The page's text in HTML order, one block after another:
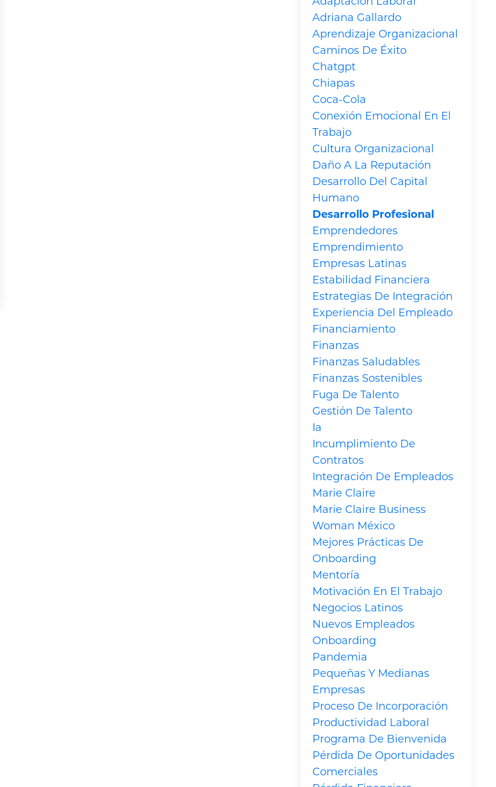
Adriana Gallardo
Aprendizaje Organizacional
Caminos De Éxito
Chatgpt
Chiapas
Coca-Cola
Conexión Emocional En El
Trabajo
Cultura Organizacional
Daño A La Reputación
Desarrollo Del Capital
Humano
Desarrollo Profesional
Emprendedores
Emprendimiento
Empresas Latinas
Estabilidad Financiera
Estrategias De Integración
Experiencia Del Empleado
Financiamiento
Finanzas
Finanzas Saludables
Finanzas Sostenibles
Fuga De Talento
Gestión De Talento
Ia
Incumplimiento De
Contratos
Integración De Empleados
Marie Claire
Marie Claire Business
Woman México
Mejores Prácticas De
Onboarding
Mentoría
Motivación En El Trabajo
Negocios Latinos
Nuevos Empleados
Onboarding
Pandemia
Pequeñas Y Medianas
Empresas
Proceso De Incorporación
Productividad Laboral
Programa De Bienvenida
Pérdida De Oportunidades
Comerciales